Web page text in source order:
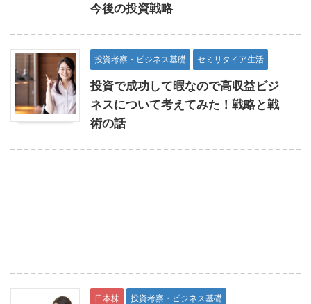
今後の投資戦略
投資考察・ビジネス基礎 セミリタイア生活
投資で成功して暇なので高収益ビジ
ネスについて考えてみた！戦略と戦
術の話
日本株 投資考察・ビジネス基礎